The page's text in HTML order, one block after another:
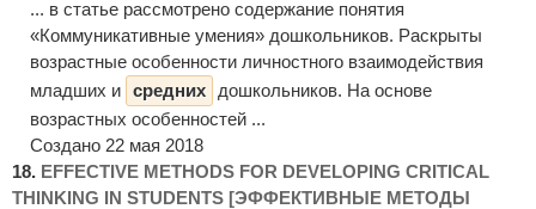
... в статье рассмотрено содержание понятия
«Коммуникативные умения» дошкольников. Раскрыты
возрастные особенности личностного взаимодействия
младших и средних
дошкольников. На основе
возрастных особенностей ...
Создано 22 мая 2018
18. EFFECTIVE METHODS FOR DEVELOPING CRITICAL
THINKING IN STUDENTS [ЭФФЕКТИВНЫЕ МЕТОДЫ